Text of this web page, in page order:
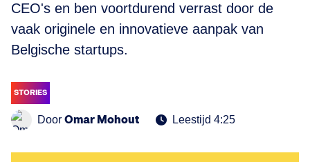
CEO's en ben voortdurend verrast door de
vaak originele en innovatieve aanpak van
Belgische startups.
STORIES
Door Omar Mohout Leestijd 4:25